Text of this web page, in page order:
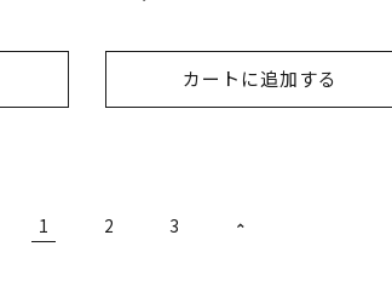
カートに追加する
1 2 3